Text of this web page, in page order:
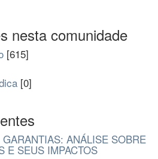
nesta comunidade
[615]
[0]
GARANTIAS: ANÁLISE SOBRE
E SEUS IMPACTOS